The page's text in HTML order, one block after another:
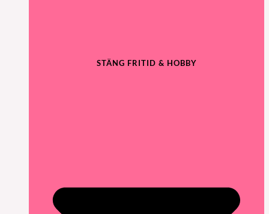
STÄNG FRITID & HOBBY